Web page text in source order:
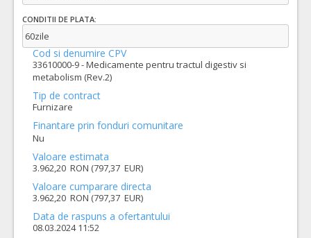
CONDITII DE PLATA:
60zile
Cod si denumire CPV
33610000-9 - Medicamente pentru tractul digestiv si
metabolism (Rev.2)
Tip de contract
Furnizare
Finantare prin fonduri comunitare
Nu
Valoare estimata
3.962,20 RON (797,37 EUR)
Valoare cumparare directa
3.962,20 RON (797,37 EUR)
Data de raspuns a ofertantului
08.03.2024 11:52